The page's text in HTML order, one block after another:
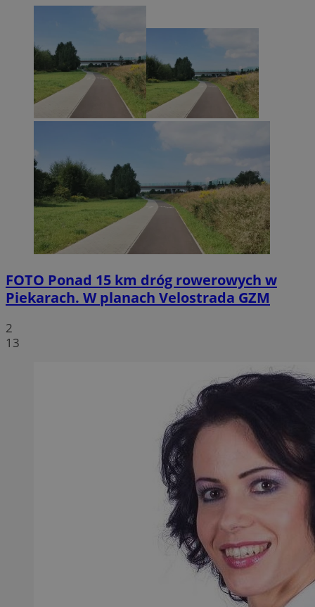
FOTO Ponad 15 km dróg rowerowych w
Piekarach. W planach Velostrada GZM
2
13